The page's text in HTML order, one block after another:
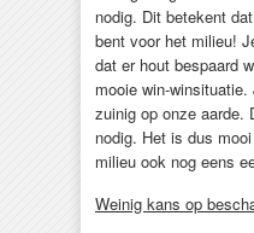
nodig. Dit betekent
bent voor het milieu!
dat er hout bespaard
mooie win-
zuinig op onze aarde.
nodig. Het is dus
milieu ook nog eens
Weinig kans op